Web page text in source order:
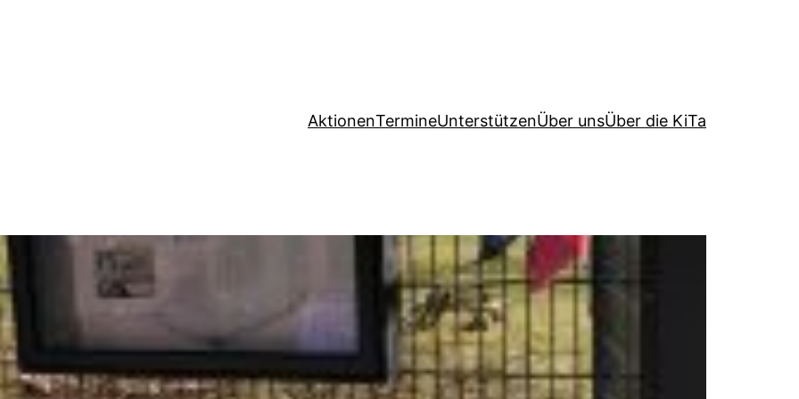
AktionenTermineUnterstützenÜber unsÜber die KiTa